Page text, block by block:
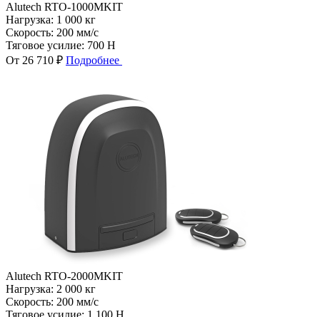
Alutech RTO-1000MKIT
Нагрузка: 1 000 кг
Скорость: 200 мм/с
Тяговое усилие: 700 Н
От 26 710 ₽ Подробнее
Alutech RTO-2000MKIT
Нагрузка: 2 000 кг
Скорость: 200 мм/с